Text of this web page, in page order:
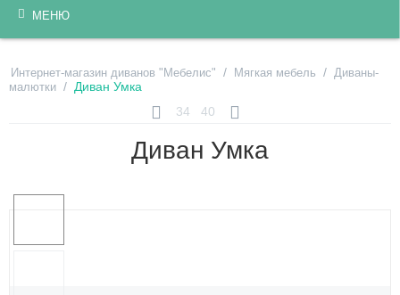
МЕНЮ
Интернет-магазин диванов "Мебелис" / Мягкая мебель / Диваны-
малютки / Диван Умка
34
40
Диван Умка